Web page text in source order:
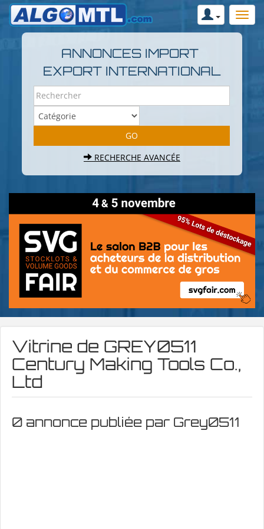
ANNONCES IMPORT
EXPORT INTERNATIONAL
RECHERCHE AVANCÉE
Vitrine de GREY0511
Century Making Tools Co.,
Ltd
0 annonce publiée par Grey0511